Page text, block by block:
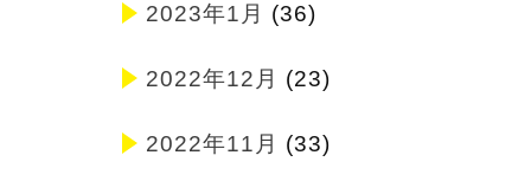
2023年1月 (36)
2022年12月 (23)
2022年11月 (33)